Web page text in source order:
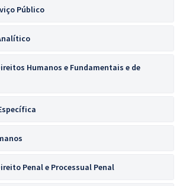
Público
Humanos e Fundamentais e de
Penal e Processual Penal